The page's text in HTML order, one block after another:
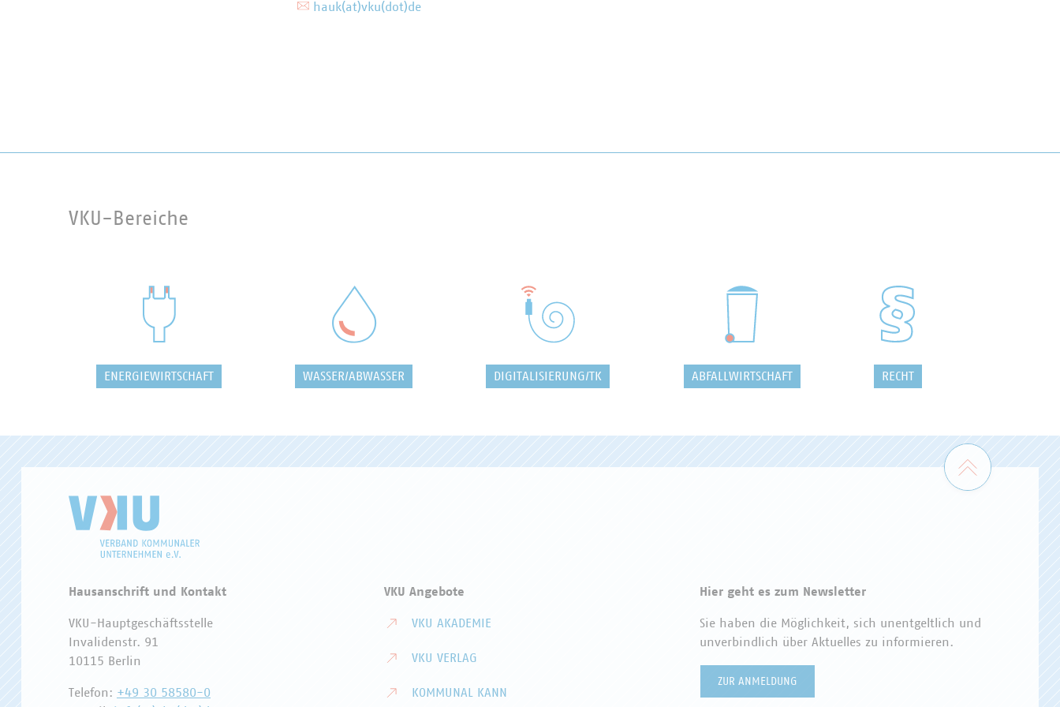
hauk(at)vku(dot)de
VKU-Bereiche
ENERGIEWIRTSCHAFT WASSER/ABWASSER DIGITALISIERUNG/TK ABFALLWIRTSCHAFT RECHT
Zum
Hausanschrift und Kontakt
VKU-Hauptgeschäftsstelle
Invalidenstr. 91
10115 Berlin
Telefon: +49 30 58580-0
VKU Angebote
VKU AKADEMIE
VKU VERLAG
KOMMUNAL KANN
Hier geht es zum Newsletter
Sie haben die Möglichkeit, sich unentgeltlich und
unverbindlich über Aktuelles zu informieren.
ZUR ANMELDUNG